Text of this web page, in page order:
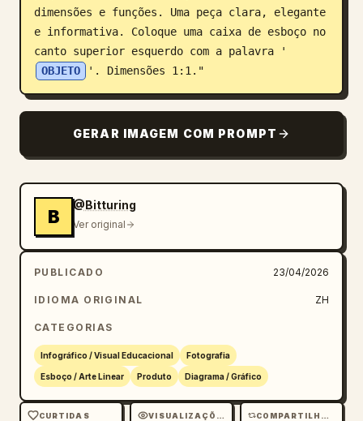
dimensões e funções. Uma peça clara, elegante
e informativa. Coloque uma caixa de esboço no
canto superior esquerdo com a palavra '
OBJETO
'. Dimensões 1:1."
GERAR IMAGEM COM PROMPT
B
@Bitturing
Ver original
PUBLICADO 23/04/2026
IDIOMA ORIGINAL ZH
CATEGORIAS
Infográfico / Visual Educacional Fotografia
Esboço / Arte Linear Produto Diagrama / Gráfico
CURTIDAS VISUALIZAÇÕES COMPARTILHAMENTOS